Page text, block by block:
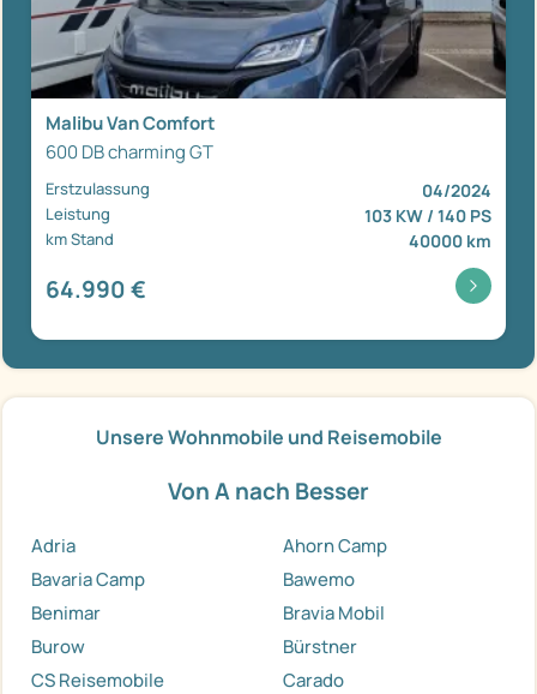
Malibu Van Comfort
600 DB charming GT
Erstzulassung 04/2024
Leistung 103 KW / 140 PS
km Stand 40000 km
64.990 €
Unsere Wohnmobile und Reisemobile
Von A nach Besser
Adria
Ahorn Camp
Bavaria Camp
Bawemo
Benimar
Bravia Mobil
Burow
Bürstner
CS Reisemobile
Carado